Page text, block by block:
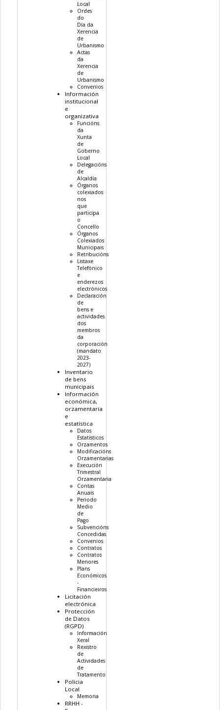
Local
Ordes
do
Día da
Xerencia
de
Urbanismo
Actas
da
Xerencia
de
Urbanismo
Convenios
Información
institucional
e
organizativa
Funcións
da
Xunta
de
Goberno
Local
Delegacións
de
Alcaldía
Órganos
colexiados
nos
que
participa
o
Concello
Órganos
Colexiados
Municipais
Retribucións
Listaxe
Telefónico
e
enderezos
electrónicos
Declaración
de
bens e
actividades
dos
membros
da
corporación
(mandato
2023-
2027)
Inventario
de bens
municipais
Información
económica,
orzamentaria
e
estatística
Datos
Estatísticos
Orzamentos
Modificacións
Orzamentarias
Execución
Trimestral
Orzamentaria
Contas
Anuais
Periodo
Medio
de
Pago
Subvencións
Concedidas
Convenios
Contratos
Contratos
Menores
Plans
Económicos
-
Financieiros
Licitación
electrónica
Protección
de Datos
(RGPD)
Información
Xeral
Rexistro
de
Actividades
de
Tratamento
Policia
Local
Memoria
RRHH -